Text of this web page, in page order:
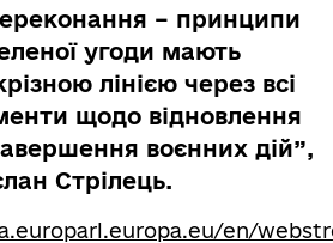
– принципи
угоди мають
лінією через всі
щодо відновлення
воєнних дій”,
Стрілець.
en/